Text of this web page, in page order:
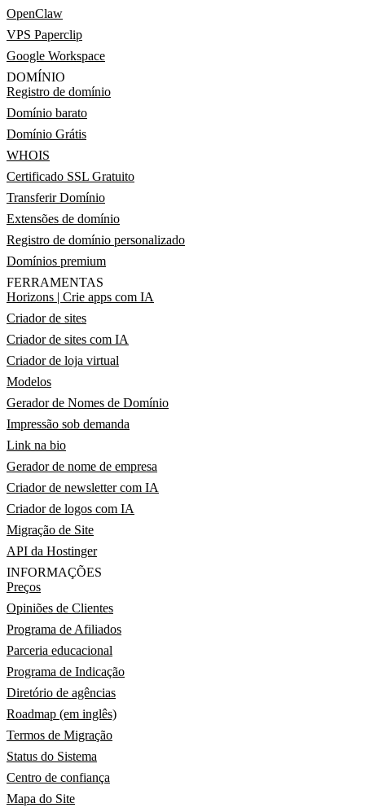
OpenClaw
VPS Paperclip
Google Workspace
DOMÍNIO
Registro de domínio
Domínio barato
Domínio Grátis
WHOIS
Certificado SSL Gratuito
Transferir Domínio
Extensões de domínio
Registro de domínio personalizado
Domínios premium
FERRAMENTAS
Horizons | Crie apps com IA
Criador de sites
Criador de sites com IA
Criador de loja virtual
Modelos
Gerador de Nomes de Domínio
Impressão sob demanda
Link na bio
Gerador de nome de empresa
Criador de newsletter com IA
Criador de logos com IA
Migração de Site
API da Hostinger
INFORMAÇÕES
Preços
Opiniões de Clientes
Programa de Afiliados
Parceria educacional
Programa de Indicação
Diretório de agências
Roadmap (em inglês)
Termos de Migração
Status do Sistema
Centro de confiança
Mapa do Site